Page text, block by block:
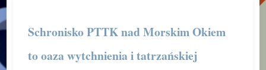
Schronisko PTTK nad Morskim Okiem
to oaza wytchnienia i tatrzańskiej